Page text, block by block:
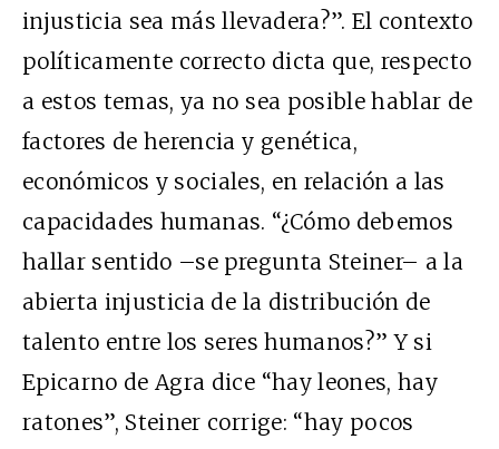
injusticia sea más llevadera?”. El contexto
políticamente correcto dicta que, respecto
a estos temas, ya no sea posible hablar de
factores de herencia y genética,
económicos y sociales, en relación a las
capacidades humanas. “¿Cómo debemos
hallar sentido –se pregunta Steiner– a la
abierta injusticia de la distribución de
talento entre los seres humanos?” Y si
Epicarno de Agra dice “hay leones, hay
ratones”, Steiner corrige: “hay pocos